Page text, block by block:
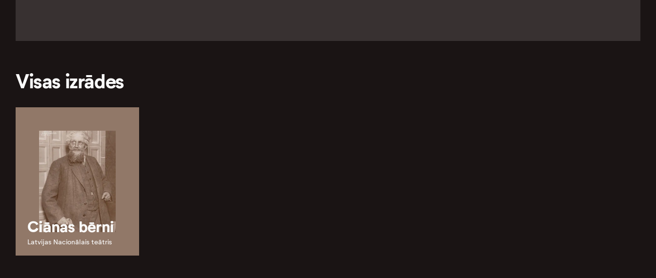
Visas izrādes
Ciānas bērni
Latvijas Nacionālais teātris